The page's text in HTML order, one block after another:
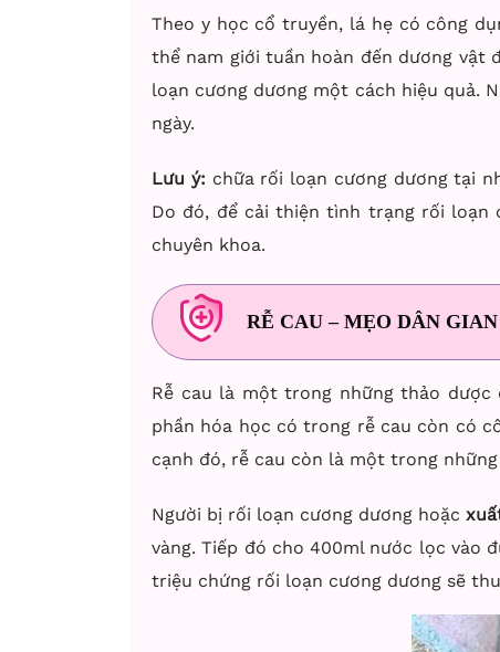
Theo y học cổ truyền, lá hẹ có công
thể nam giới tuần hoàn đến dương vật
loạn cương dương một cách hiệu quả.
ngày.
Lưu ý: chữa rối loạn cương dương tại
Do đó, để cải thiện tình trạng rối loạn
chuyên khoa.
RỄ CAU – MẸO DÂN
Rễ cau là một trong những thảo
phần hóa học có trong rễ cau còn có
cạnh đó, rễ cau còn là một trong
Người bị rối loạn cương dương hoặc
vàng. Tiếp đó cho 400ml nước lọc vào
triệu chứng rối loạn cương dương sẽ